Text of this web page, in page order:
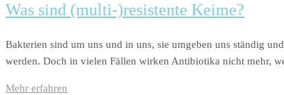
Was sind (multi-)resistente Keime?
Bakterien sind um uns und in uns, sie umgeben uns ständig
werden. Doch in vielen Fällen wirken Antibiotika nicht mehr,
Mehr erfahren